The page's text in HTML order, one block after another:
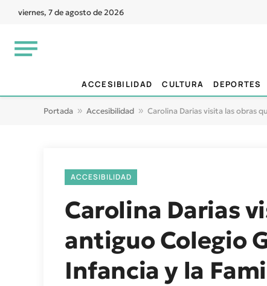
viernes, 7 de agosto de 2026
ACCESIBILIDAD CULTURA DEPORTES
Portada » Accesibilidad » Carolina Darias visita las obras
ACCESIBILIDAD
Carolina Darias
antiguo Colegio
Infancia y la